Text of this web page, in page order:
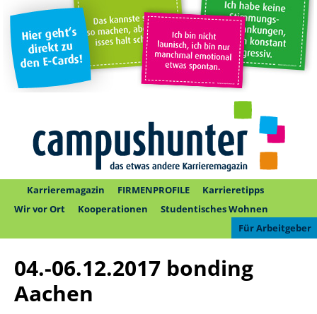
Karrieremagazin FIRMENPROFILE
Karrieretipps
Wir vor Ort
Kooperationen
Studentisches Wohnen
Für Arbeitgeber
04.-06.12.2017 bonding
Aachen